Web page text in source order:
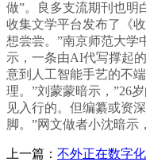
做”。良多支流期刊也明
收集文学平台发布了《
想尝尝。”南京师范大学
示，一条由AI代写撑起
意到人工智能手艺的不
理。”刘蒙蒙暗示，”26
见入行的。但编纂或资
脚。”网文做者小沈暗示
上一篇： 不外正在数字